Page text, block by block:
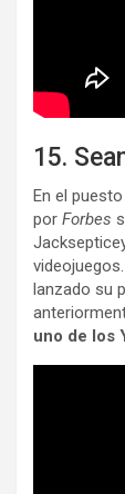
15.
En el
por Forbes
lanzado su
uno de los